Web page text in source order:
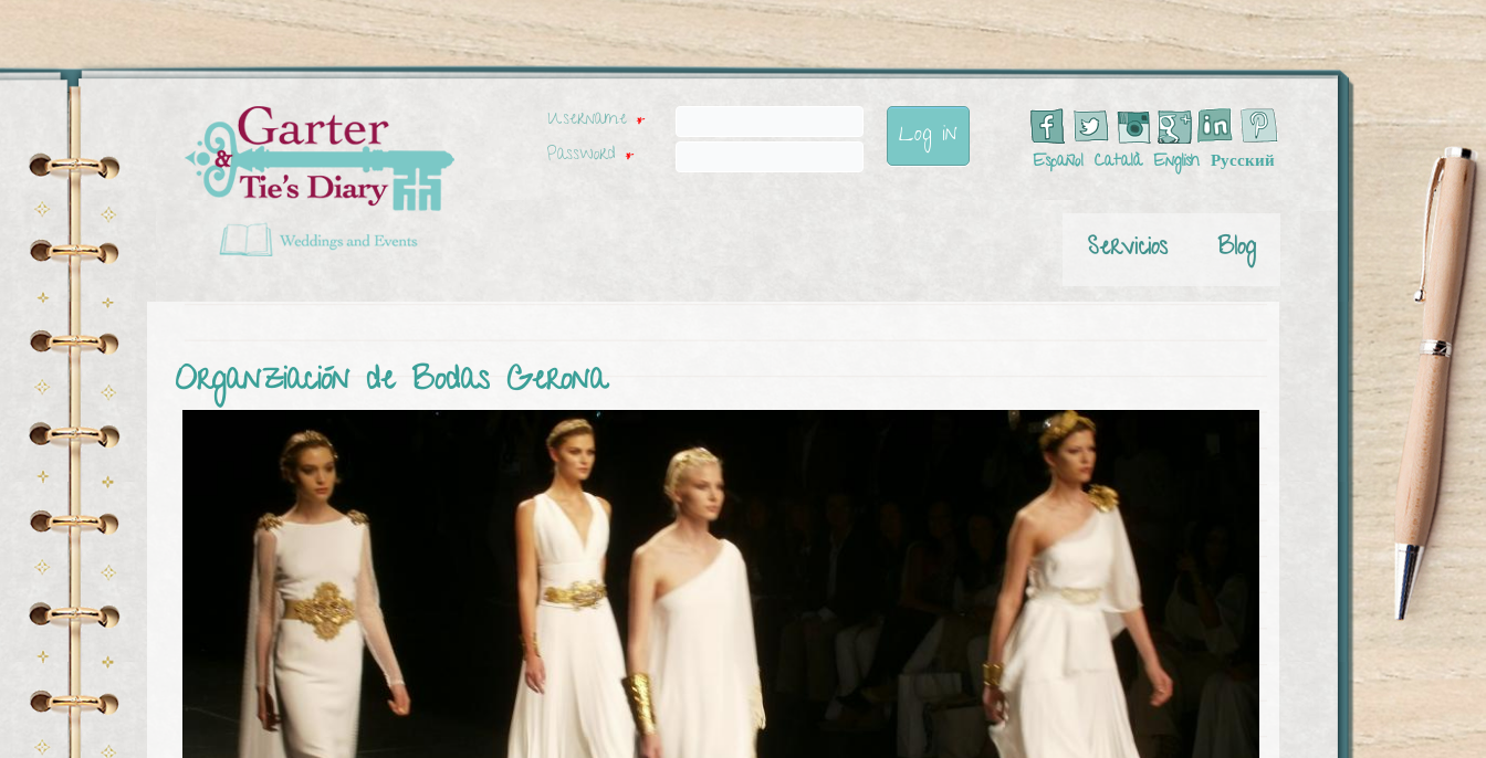
Username *
Password * Español Català English Русский
Servicios Blog
Organziación de Bodas Gerona